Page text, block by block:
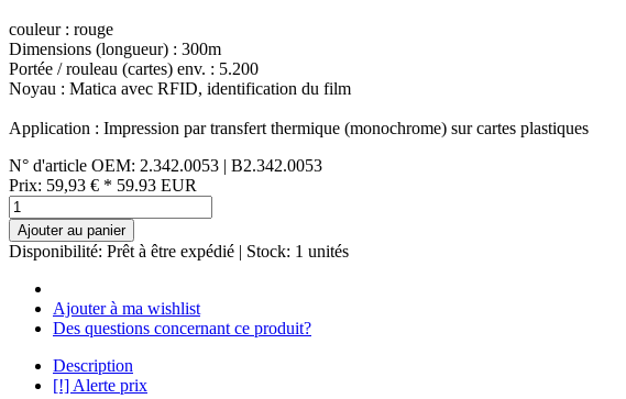
couleur : rouge
Dimensions (longueur) : 300m
Portée / rouleau (cartes) env. : 5.200
Noyau : Matica avec RFID, identification du film
Application : Impression par transfert thermique (monochrome) sur cartes plastiques
N° d'article OEM: 2.342.0053 | B2.342.0053
Prix: 59,93 € * 59.93 EUR
Ajouter au panier
Disponibilité: Prêt à être expédié | Stock: 1 unités
Ajouter à ma wishlist
Des questions concernant ce produit?
Description
[!] Alerte prix